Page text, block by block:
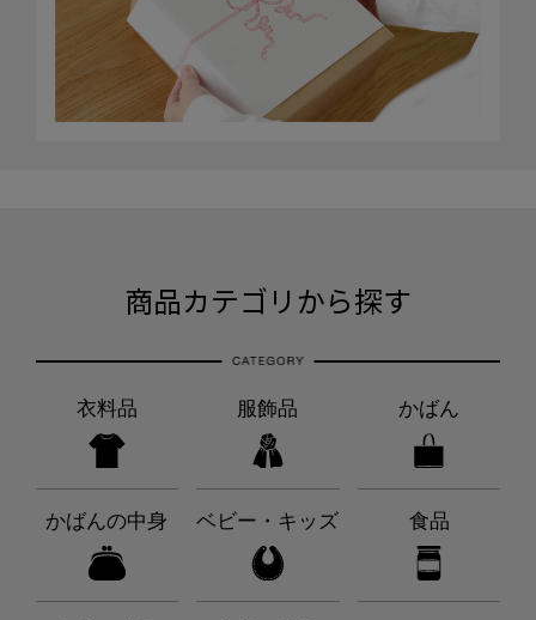
商品カテゴリから探す
衣料品 服飾品 かばん
かばんの中身 ベビー・キッズ 食品